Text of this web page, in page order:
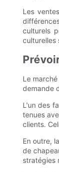
Les
culturels
culturelles
Le
demande
L'un des
tenues
clients.
En outre,
de
stratégies